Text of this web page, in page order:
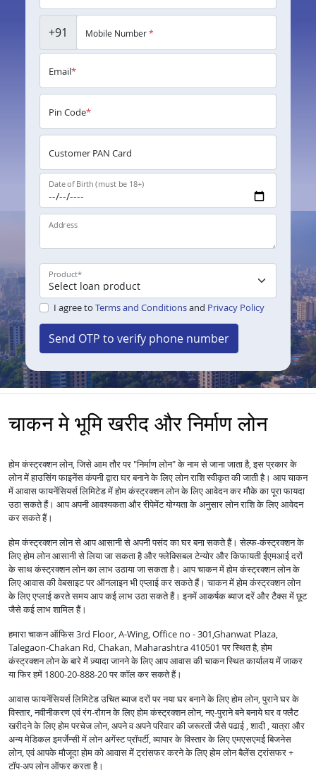
+91 Mobile Number*
Email*
Pin Code*
Customer PAN Card
Date of Birth (must be 18+)
Address
Product*
I agree to Terms and Conditionsand Privacy Policy
Send OTP to verify phone number
चाकन मे भूमि खरीद और निर्माण लोन
होम कंस्ट्रक्शन लोन, जिसे आम तौर पर "निर्माण लोन" के नाम से जाना जाता है, इस प्रकार के
लोन में हाउसिंग फाइनेंस कंपनी द्वारा घर बनाने के लिए लोन राशि स्वीकृत की जाती है। आप चाकन
में आवास फायनेंसियर्स लिमिटेड में होम कंस्ट्रक्शन लोन के लिए आवेदन कर मौके का पूरा फायदा
उठा सकते हैं। आप अपनी आवश्यकता और रीपेमेंट योग्यता के अनुसार लोन राशि के लिए आवेदन
कर सकते हैं।
होम कंस्ट्रक्शन लोन से आप आसानी से अपनी पसंद का घर बना सकते हैं। सेल्फ-कंस्ट्रक्शन के
लिए होम लोन आसानी से लिया जा सकता है और फ्लेक्सिबल टेन्योर और किफायती ईएमआई दरों
के साथ कंस्ट्रक्शन लोन का लाभ उठाया जा सकता है। आप चाकन में होम कंस्ट्रक्शन लोन के
लिए आवास की वेबसाइट पर ऑनलाइन भी एप्लाई कर सकते हैं। चाकन में होम कंस्ट्रक्शन लोन
के लिए एप्लाई करते समय आप कई लाभ उठा सकते हैं। इनमें आकर्षक ब्याज दरें और टैक्स में छूट
जैसे कई लाभ शामिल हैं।
हमारा चाकन ऑफिस 3rd Floor, A-Wing, Office no - 301,Ghanwat Plaza,
Talegaon-Chakan Rd, Chakan, Maharashtra 410501 पर स्थित है, होम
कंस्ट्रक्शन लोन के बारे में ज़्यादा जानने के लिए आप आवास की चाकन स्थित कार्यालय में जाकर
या फिर हमें 1800-20-888-20 पर कॉल कर सकते हैं।
आवास फायनेंसियर्स लिमिटेड उचित ब्याज दरों पर नया घर बनाने के लिए होम लोन, पुराने घर के
विस्तार, नवीनीकरण एवं रंग-रौग़न के लिए होम कंस्ट्रक्शन लोन, नए-पुराने बने बनाये घर व फ्लैट
खरीदने के लिए होम परचेज लोन, अपने व अपने परिवार की जरूरतों जैसे पढाई , शादी , यात्रा और
अन्य मेडिकल इमर्जेन्सी में लोन अगेंस्ट प्रॉपर्टी, व्यापार के विस्तार के लिए एमएसएमई बिजनेस
लोन, एवं आपके मौजूदा होम को आवास में ट्रांसफर करने के लिए होम लोन बैलेंस ट्रांसफर +
टॉप-अप लोन ऑफर करता है।